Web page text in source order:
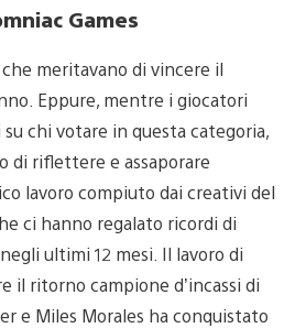
Games
meritavano di vincere il
Eppure, mentre i giocatori
chi votare in questa categoria,
di riflettere e assaporare
lavoro compiuto dai creativi del
ci hanno regalato ricordi di
ultimi 12 mesi. Il lavoro di
il ritorno campione d’incassi di
e Miles Morales ha conquistato